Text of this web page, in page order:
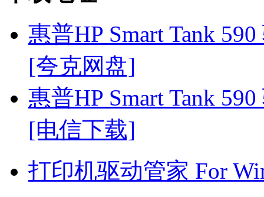
惠普HP Smart Tank
[夸克网盘]
惠普HP Smart Tank
[电信下载]
打印机驱动管家 For